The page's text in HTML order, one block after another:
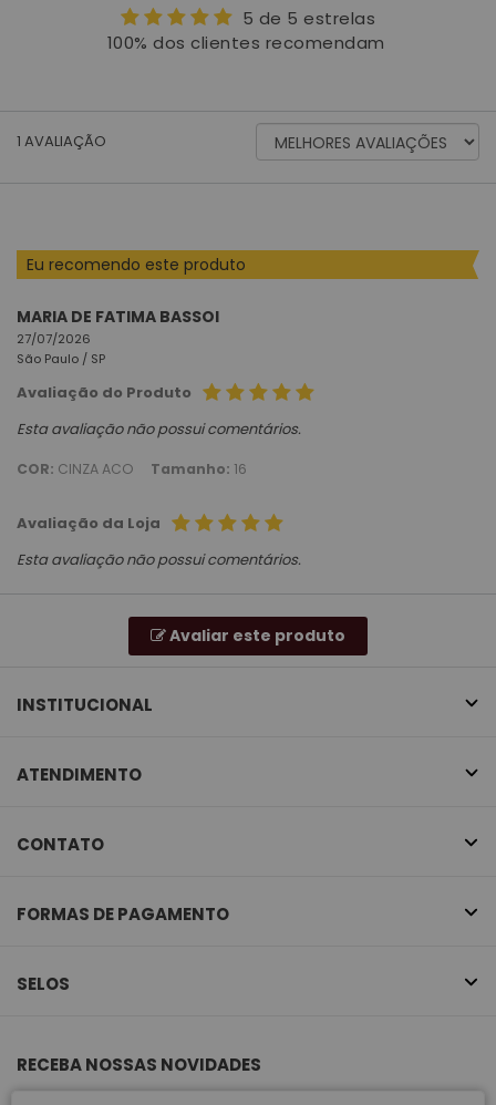
5 de 5 estrelas
100% dos clientes recomendam
1 AVALIAÇÃO
ORDENAR
AVALIAÇÕES
Eu recomendo este produto
MARIA DE FATIMA BASSOI
27/07/2026
São Paulo / SP
Avaliação do Produto
Esta avaliação não possui comentários.
COR: CINZA ACO Tamanho: 16
Avaliação da Loja
Esta avaliação não possui comentários.
Avaliar este produto
INSTITUCIONAL
ATENDIMENTO
CONTATO
FORMAS DE PAGAMENTO
SELOS
RECEBA NOSSAS NOVIDADES